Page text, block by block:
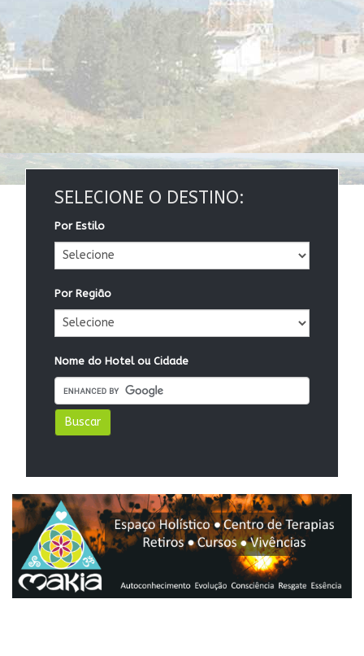
SELECIONE O DESTINO:
Por Estilo
Por Região
Nome do Hotel ou Cidade